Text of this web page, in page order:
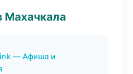
Махачкала
— Афиша и